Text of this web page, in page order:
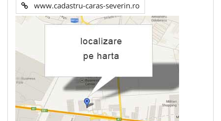
www.cadastru-caras-severin.ro